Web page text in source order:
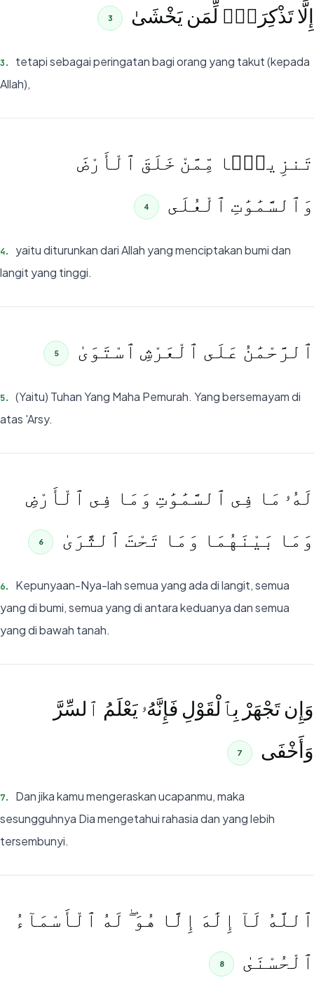
إِلَّا تَذْكِرَةًۭ لِّمَن يَخْشَىٰ 3
3.
tetapi sebagai peringatan bagi orang yang takut (kepada
Allah),
تَنزِيلًۭا مِّمَّنْ خَلَقَ ٱلْأَرْضَ
وَٱلسَّمَٰوَٰتِ ٱلْعُلَى
4
4.
yaitu diturunkan dari Allah yang menciptakan bumi dan
langit yang tinggi.
ٱلرَّحْمَٰنُ عَلَى ٱلْعَرْشِ ٱسْتَوَىٰ 5
5.
(Yaitu) Tuhan Yang Maha Pemurah. Yang bersemayam di
atas 'Arsy.
لَهُۥ مَا فِى ٱلسَّمَٰوَٰتِ وَمَا فِى ٱلْأَرْضِ
وَمَا بَيْنَهُمَا وَمَا تَحْتَ ٱلثَّرَىٰ
6
6.
Kepunyaan-Nya-lah semua yang ada di langit, semua
yang di bumi, semua yang di antara keduanya dan semua
yang di bawah tanah.
وَإِن تَجْهَرْ بِٱلْقَوْلِ فَإِنَّهُۥ يَعْلَمُ ٱلسِّرَّ
وَأَخْفَى
7
7.
Dan jika kamu mengeraskan ucapanmu, maka
sesungguhnya Dia mengetahui rahasia dan yang lebih
tersembunyi.
ٱللَّهُ لَآ إِلَٰهَ إِلَّا هُوَ ۖ لَهُ ٱلْأَسْمَآءُ
ٱلْحُسْنَىٰ
8